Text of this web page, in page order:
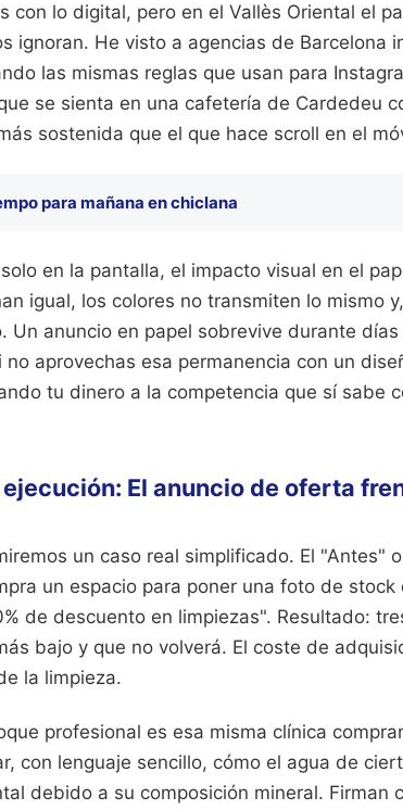
con lo digital, pero en el Vallès Oriental el
ignoran. He visto a agencias de Barcelona
las mismas reglas que usan para
se sienta en una cafetería de Cardedeu
sostenida que el que hace scroll en el
para mañana en chiclana
en la pantalla, el impacto visual en el
igual, los colores no transmiten lo mismo
Un anuncio en papel sobrevive durante
no aprovechas esa permanencia con un
tu dinero a la competencia que sí sabe
El anuncio de oferta
un caso real simplificado. El "Antes"
un espacio para poner una foto de
de descuento en limpiezas". Resultado:
bajo y que no volverá. El coste de
la limpieza.
profesional es esa misma clínica
con lenguaje sencillo, cómo el agua de
debido a su composición mineral. Firman